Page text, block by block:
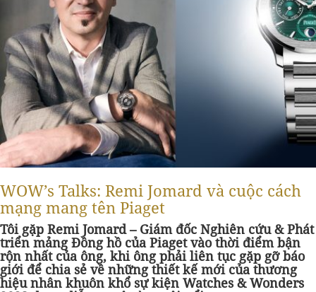
WOW’s Talks: Remi Jomard và cuộc cách
mạng mang tên Piaget
Tôi gặp Remi Jomard – Giám đốc Nghiên cứu & Phát
triển mảng Đồng hồ của Piaget vào thời điểm bận
rộn nhất của ông, khi ông phải liên tục gặp gỡ báo
giới để chia sẻ về những thiết kế mới của thương
hiệu nhân khuôn khổ sự kiện Watches & Wonders